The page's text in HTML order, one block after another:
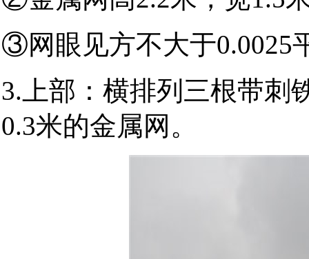
③网眼见方不大于0.0025
3.上部：横排列三根带刺
0.3米的金属网。